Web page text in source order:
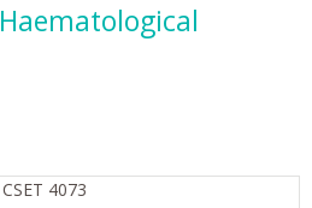
Haematological
CSET 4073